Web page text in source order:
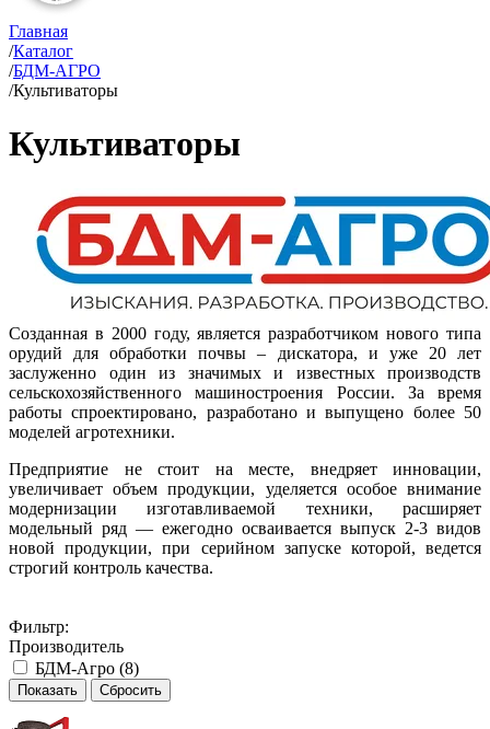
Главная
/Каталог
/БДМ-АГРО
/Культиваторы
Культиваторы
Созданная в 2000 году, является разработчиком нового типа
орудий для обработки почвы – дискатора, и уже 20 лет
заслуженно один из значимых и известных производств
сельскохозяйственного машиностроения России. За время
работы спроектировано, разработано и выпущено более 50
моделей агротехники.
Предприятие не стоит на месте, внедряет инновации,
увеличивает объем продукции, уделяется особое внимание
модернизации изготавливаемой техники, расширяет
модельный ряд — ежегодно осваивается выпуск 2-3 видов
новой продукции, при серийном запуске которой, ведется
строгий контроль качества.
Фильтр:
Производитель
БДМ-Агро (8)